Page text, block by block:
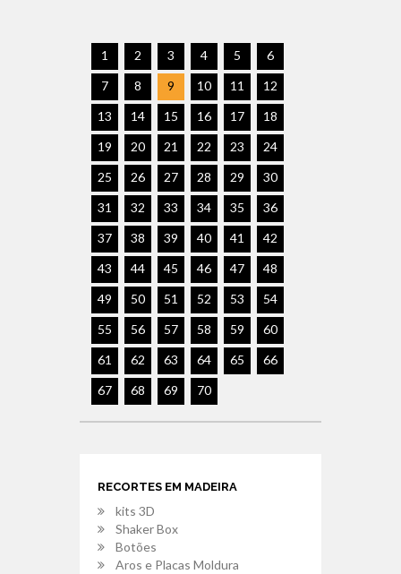
1 2 3 4 5
6
7
8 9 10 11
12
13
14 15 16 17
18
19
20 21 22 23
24
25
26 27 28 29
30
31
32 33 34 35
36
37
38 39 40 41
42
43
44 45 46 47
48
49
50 51 52 53
54
55
56 57 58 59
60
61
62 63 64 65
66
67
68 69 70
RECORTES EM MADEIRA
kits 3D
Shaker Box
Botões
Aros e Placas Moldura